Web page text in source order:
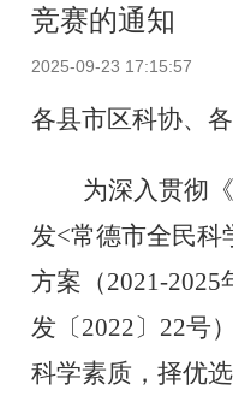
竞赛的通知
2025-09-23 17:15:57
各县市区科协、
为深入贯彻
发<常德市全民科
方案（2021-2025
发 〔2022〕 22号
科学素质，择优